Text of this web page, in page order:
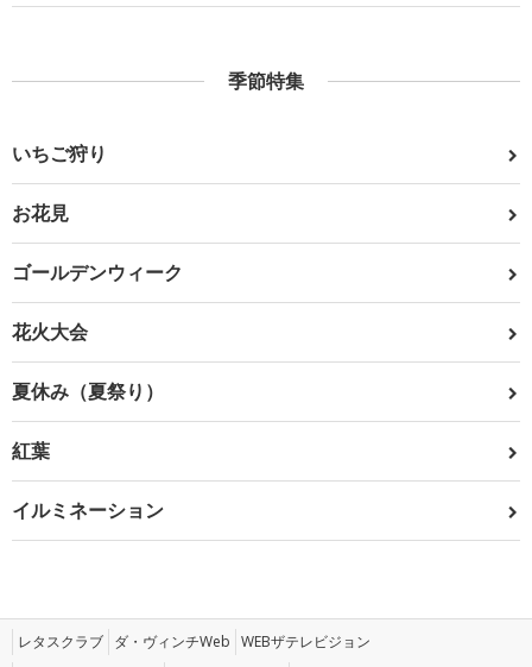
季節特集
いちご狩り
お花見
ゴールデンウィーク
花火大会
夏休み（夏祭り）
紅葉
イルミネーション
レタスクラブ ダ・ヴィンチWeb WEBザテレビジョン